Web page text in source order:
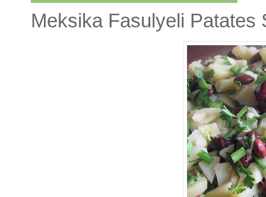
Meksika Fasulyeli Patates